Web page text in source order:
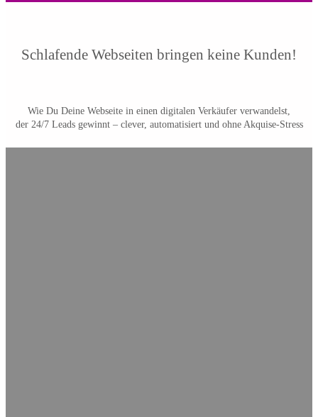
Schlafende Webseiten bringen keine Kunden!
Wie Du Deine Webseite in einen digitalen Verkäufer verwandelst,
der 24/7 Leads gewinnt – clever, automatisiert und ohne Akquise-Stress